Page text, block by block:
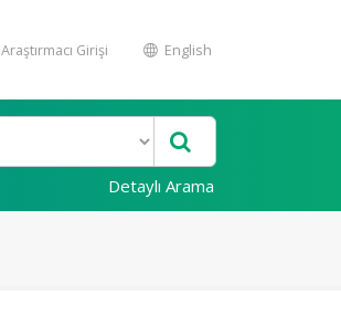
Araştırmacı Girişi English
Detaylı Arama